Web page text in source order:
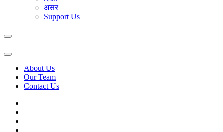
असर
Support Us
About Us
Our Team
Contact Us